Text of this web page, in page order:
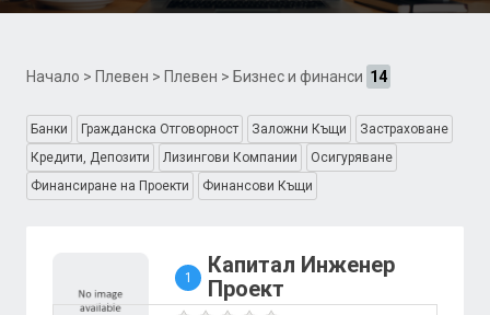
Начало > Плевен > Плевен > Бизнес и финанси 14
Банки Гражданска Отговорност Заложни Къщи
Застраховане
Кредити, Депозити
Лизингови Компании
Осигуряване
Финансиране на Проекти
Финансови Къщи
1
Капитал Инженер
Проект